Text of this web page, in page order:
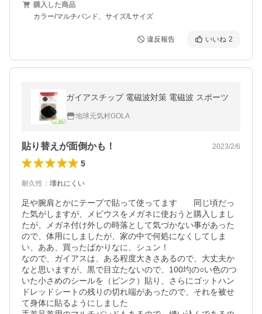
購入した商品
カラー/マルチバンド、サイズ/Lサイズ
違反報告 いいね 2
ガイアスチップ 電磁波対策 電磁波 スポーツ
地球元気村GOLA
貼り替えが面倒かも！ 2023/2/6
5
耐久性 ： 壊れにくい
足や腕肩とかにテープで貼って使ってます　　同じ頃だっ
た気がしますが、メビウスをメガネに使おうと購入しまし
たが、メガネ付け外しの時落として気づかない事があった
ので、体用にしましたが、家の中で何処になくしてしま
い、ああ、買ったばかりなに、シュン！
なので、ガイアスは、ある程度大きさあるので、大丈夫か
なと思いますが、黒で目立たないので、100圴の○い色のつ
いた小さめのシールを（ピンク）貼り、さらにゴットハン
ドレッドシートの残りの切れ端があったので、それを被せ
て身体に貼るようにしました